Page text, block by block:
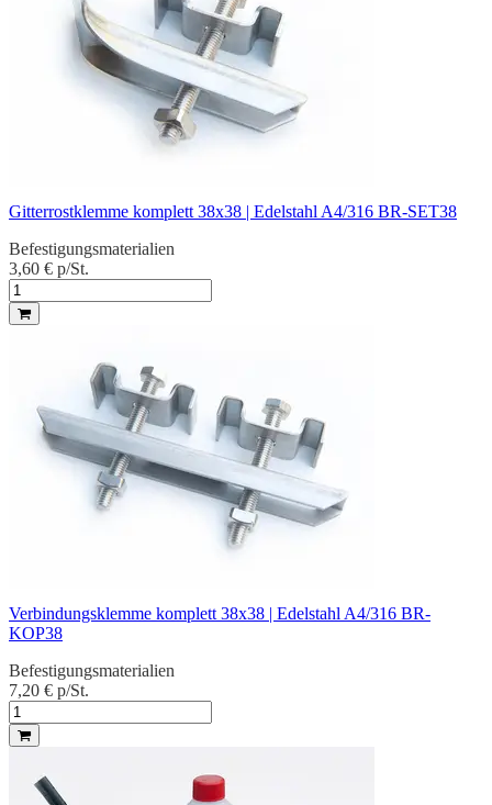
Gitterrostklemme komplett 38x38 | Edelstahl A4/316 BR-SET38
Befestigungsmaterialien
3,60 € p/St.
Verbindungsklemme komplett 38x38 | Edelstahl A4/316 BR-
KOP38
Befestigungsmaterialien
7,20 € p/St.